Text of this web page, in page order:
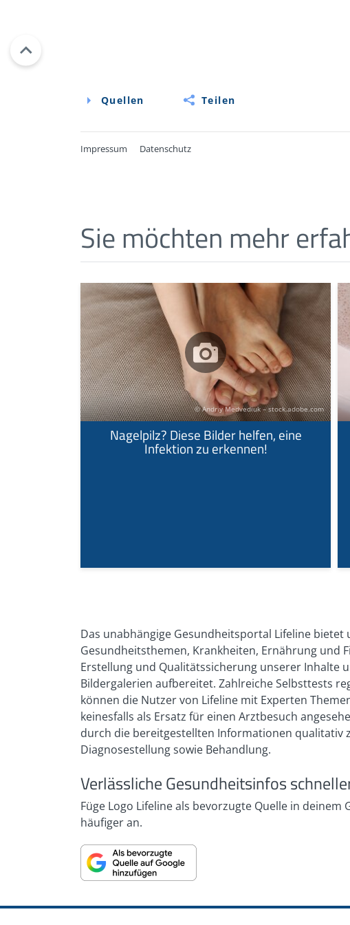
Quellen Teilen
Impressum Datenschutz
Verlag, Berlin/Heidelberg 2020
Sterry, W., Kurzlehrbuch Dermatologie. Georg
Moll, I., Duale Reihe Dermatologie. Georg Thieme
Sie möchten mehr
© Andriy Medvediuk – stock.adobe.com
Nagelpilz? Diese Bilder helfen, eine
Infektion zu erkennen!
Das unabhängige Gesundheitsportal Lifeline
Gesundheitsthemen, Krankheiten, Ernährung und
Erstellung und Qualitätssicherung unserer
Bildergalerien aufbereitet. Zahlreiche Selbsttests
können die Nutzer von Lifeline mit Experten
keinesfalls als Ersatz für einen Arztbesuch
durch die bereitgestellten Informationen qualitativ
Diagnosestellung sowie Behandlung.
Verlässliche Gesundheitsinfos
Füge Logo Lifeline als bevorzugte Quelle in
häufiger an.